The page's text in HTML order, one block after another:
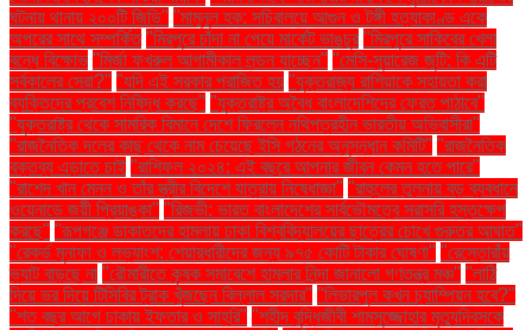
ঘটনায় থানায় ২০০টি জিডি" "মামুনুল হক: সচিবালয়ে আগুন ও টঙ্গী হত্যাকাণ্ড একে
অপরের সাথে সম্পর্কিত "মিরপুরে চাঁদা না পেয়ে মার্কেট ভাঙচুর "মিরপুরে সাকিবের খেলা
বন্ধে বিক্ষোভ "মির্জা ফখরুল আগামীকাল লন্ডন যাচ্ছেন" "মেসি-সুয়ারেজ জুটি: কি এটি
সর্বকালের সেরা?" "যদি এই সরকার পরাজিত হয় "যুক্তরাজ্য রাশিয়াকে সহায়তা করা
ব্যক্তিদের প্রবেশ নিষিদ্ধ করছে" "যুক্তরাষ্ট্র অবৈধ বাংলাদেশিদের ফেরত পাঠাবে"
"যুক্তরাষ্ট্র থেকে সামরিক বিমানে দেশে ফিরলেন নথিপত্রহীন ভারতীয় অভিবাসীরা"
"রাজনৈতিক দলের কাছ থেকে নাম চেয়েছে ইসি গঠনের অনুসন্ধান কমিটি" "রাজনৈতিক
বক্তব্য এড়াতে চাই "রাশিফল ২০২৪: এই বছরে আপনার জীবন কেমন হতে পারে"
"রাশেদ খান মেনন ও তাঁর স্ত্রীর বিদেশে যাত্রায় নিষেধাজ্ঞা" "রাহুলের তুলনায় বড় ব্যবধানে
ওয়েনাডে জয়ী প্রিয়াঙ্কা" "রিজভী: ভারত বাংলাদেশের সার্বভৌমত্বে সরাসরি হস্তক্ষেপ
করছে" "রূপগঞ্জে ডাকাতদের হামলায় ঢাকা বিশ্ববিদ্যালয়ের ছাত্রের চোখে গুরুতর আঘাত"
"রেকর্ড মুনাফা ও লভ্যাংশ: শেয়ারধারীদের জন্য ৯৭৫ কোটি টাকার ঘোষণা" "রেস্তোরাঁয়
ভ্যাট বাড়ছে না "রৌমারীতে কৃষক সমাবেশে হামলার নিন্দা জানালো গণতন্ত্র মঞ্চ" "লাঠি
দিয়ে ভর দিয়ে টিসিবির ট্রাক খুঁজছেন বিল্লাল সরদার" "লিভারপুল কখন চ্যাম্পিয়ন হবে?"
"শত বছর আগে ঢাকায় ইফতার ও সাহ্‌রি" "শহীদ বুদ্ধিজীবী শামসুজ্জোহার মৃত্যুদিবসকে